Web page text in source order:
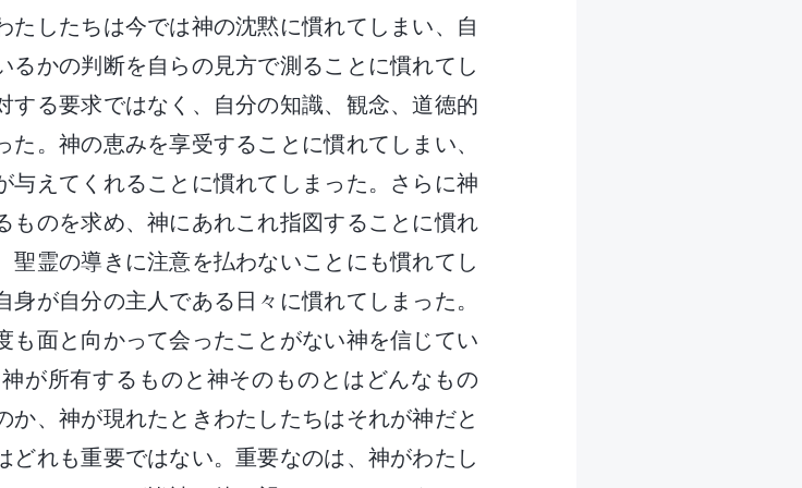
たしたちは今では神の沈黙に慣れてしまい、自
るかの判断を自らの見方で測ることに慣れてし
する要求ではなく、自分の知識、観念、道徳的
。神の恵みを享受することに慣れてしまい、
与えてくれることに慣れてしまった。さらに神
ものを求め、神にあれこれ指図することに慣れ
聖霊の導きに注意を払わないことにも慣れてし
が自分の主人である日々に慣れてしまった。
も面と向かって会ったことがない神を信じてい
が所有するものと神そのものとはどんなもの
か、神が現れたときわたしたちはそれが神だと
どれも重要ではない。重要なのは、神がわたし